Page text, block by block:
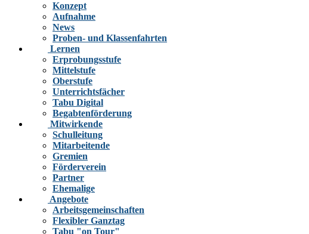
Konzept
Aufnahme
News
Proben- und Klassenfahrten
Lernen
Erprobungsstufe
Mittelstufe
Oberstufe
Unterrichtsfächer
Tabu Digital
Begabtenförderung
Mitwirkende
Schulleitung
Mitarbeitende
Gremien
Förderverein
Partner
Ehemalige
Angebote
Arbeitsgemeinschaften
Flexibler Ganztag
Tabu "on Tour"